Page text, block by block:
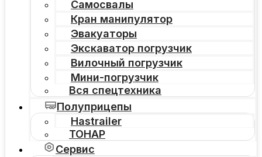
Самосвалы
Кран манипулятор
Эвакуаторы
Экскаватор погрузчик
Вилочный погрузчик
Мини-погрузчик
Вся спецтехника
Полуприцепы
Hastrailer
ТОНАР
Сервис